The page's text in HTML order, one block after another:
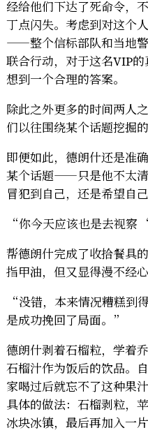
经给他们下达了死命令，
丁点闪失。考虑到对这个
——整个信标部队和当地
联合行动，对于这名VIP
想到一个合理的答案。
除此之外更多的时间两人
们以往围绕某个话题挖掘的
即便如此，德朗什还是准
某个话题——只是他不太
冒犯到自己，还是希望自
“你今天应该也是去视
帮德朗什完成了收拾餐具
指甲油，但又显得漫不经心
“没错，本来情况糟糕到
是成功挽回了局面。”
德朗什剥着石榴粒，学着
石榴汁作为饭后的饮品。
家喝过后就忘不了这种果
具体的做法：石榴剥粒，
冰块冰镇，最后再加入一